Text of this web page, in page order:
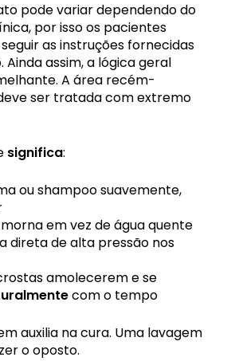
pode variar dependendo do
por isso os pacientes
as instruções fornecidas
Ainda assim, a lógica geral
A área recém-
ser tratada com extremo
significa:
ou shampoo suavemente,
em vez de água quente
direta de alta pressão nos
amolecerem e se
com o tempo
auxilia na cura. Uma lavagem
o oposto.